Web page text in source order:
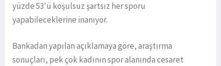
yüzde 53'ü koşulsuz şartsız her sporu
yapabileceklerine inanıyor.
Bankadan yapılan açıklamaya göre, araştırma
sonuçları, pek çok kadının spor alanında cesaret